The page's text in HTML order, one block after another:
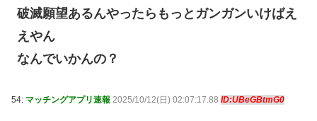
破滅願望あるんやったらもっとガンガンいけばえ
えやん
なんでいかんの？
54: マッチングアプリ速報 2025/10/12(日) 02:07:17.88 ID:UBeGBtmG0